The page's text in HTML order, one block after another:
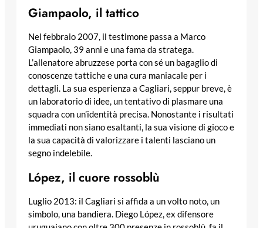
Giampaolo, il tattico
Nel febbraio 2007, il testimone passa a Marco
Giampaolo, 39 anni e una fama da stratega.
L’allenatore abruzzese porta con sé un bagaglio di
conoscenze tattiche e una cura maniacale per i
dettagli. La sua esperienza a Cagliari, seppur breve, è
un laboratorio di idee, un tentativo di plasmare una
squadra con un’identità precisa. Nonostante i risultati
immediati non siano esaltanti, la sua visione di gioco e
la sua capacità di valorizzare i talenti lasciano un
segno indelebile.
López, il cuore rossoblù
Luglio 2013: il Cagliari si affida a un volto noto, un
simbolo, una bandiera. Diego López, ex difensore